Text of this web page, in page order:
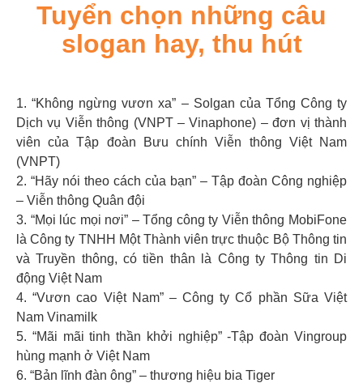
Tuyển chọn những câu
slogan hay, thu hút
1. “Không ngừng vươn xa” – Solgan của Tổng Công ty
Dịch vụ Viễn thông (VNPT – Vinaphone) – đơn vị thành
viên của Tập đoàn Bưu chính Viễn thông Việt Nam
(VNPT)
2. “Hãy nói theo cách của bạn” – Tập đoàn Công nghiệp
– Viễn thông Quân đội
3. “Mọi lúc mọi nơi” – Tổng công ty Viễn thông MobiFone
là Công ty TNHH Một Thành viên trực thuộc Bộ Thông tin
và Truyền thông, có tiền thân là Công ty Thông tin Di
động Việt Nam
4. “Vươn cao Việt Nam” – Công ty Cổ phần Sữa Việt
Nam Vinamilk
5. “Mãi mãi tinh thần khởi nghiệp” -Tập đoàn Vingroup
hùng mạnh ở Việt Nam
6. “Bản lĩnh đàn ông” – thương hiệu bia Tiger